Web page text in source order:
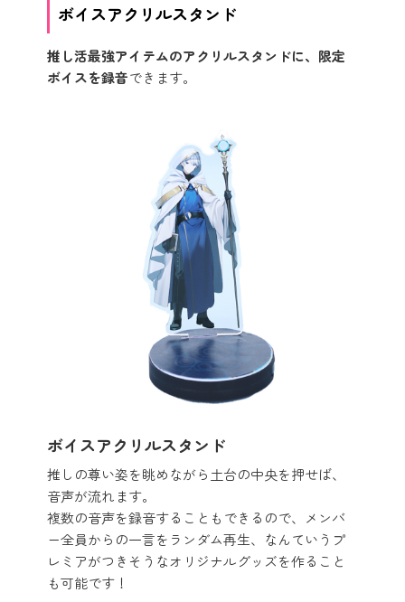
ボイスアクリルスタンド
推し活最強アイテムのアクリルスタンドに、限定
ボイスを録音できます。
ボイスアクリルスタンド
推しの尊い姿を眺めながら土台の中央を押せば、
音声が流れます。
複数の音声を録音することもできるので、メンバ
ー全員からの一言をランダム再生、なんていうプ
レミアがつきそうなオリジナルグッズを作ること
も可能です！